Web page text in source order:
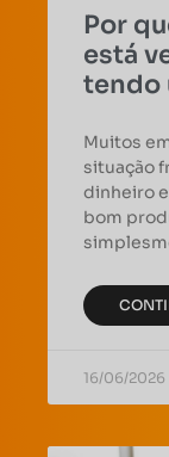
Por
está
tendo
Muitos
situação
dinheiro
bom
16/06/2026